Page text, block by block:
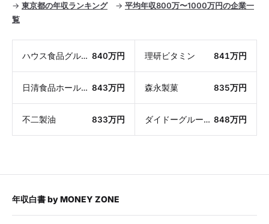
→ 東京都の年収ランキング→ 平均年収800万〜1000万円の企業一
覧
ハウス食品グループ本社 840万円 理研ビタミン 841万円
日清食品ホールディングス 843万円 森永製菓 835万円
不二製油 833万円 ダイドーグループホールディングス 848万円
年収白書byMONEY ZONE